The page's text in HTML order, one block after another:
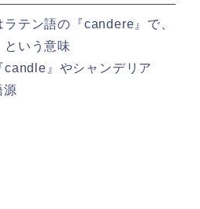
テン語の『candere』で、
という意味
candle』やシャンデリア
源